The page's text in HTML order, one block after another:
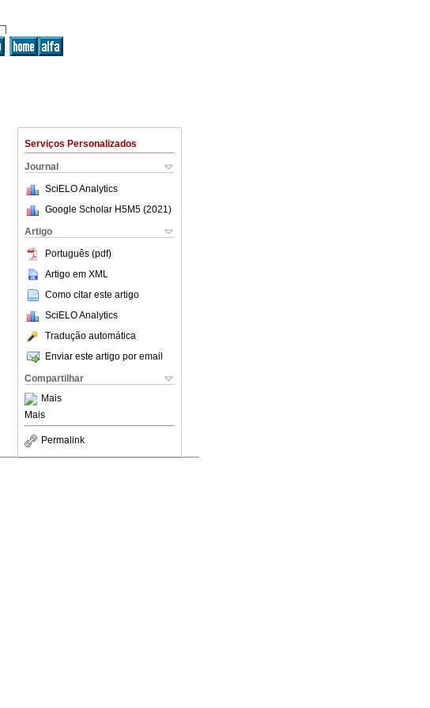
Serviços Personalizados
Journal
SciELO Analytics
Google Scholar H5M5 (2021 )
Artigo
Português (pdf)
Artigo em XML
Como citar este artigo
SciELO Analytics
Tradução automática
Enviar este artigo por email
Compartilhar
Mais
Mais
Permalink